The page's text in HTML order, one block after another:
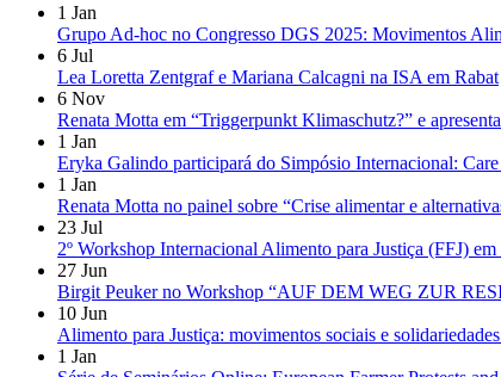
1 Jan
Grupo Ad-hoc no Congresso DGS 2025: Movimentos
6 Jul
Lea Loretta Zentgraf e Mariana Calcagni na ISA em Rabat
6 Nov
Renata Motta em “Triggerpunkt Klimaschutz?” e
1 Jan
Eryka Galindo participará do Simpósio Internacional:
1 Jan
Renata Motta no painel sobre “Crise alimentar e
23 Jul
2º Workshop Internacional Alimento para Justiça (FFJ)
27 Jun
Birgit Peuker no Workshop “AUF DEM WEG ZUR
10 Jun
Alimento para Justiça: movimentos sociais e
1 Jan